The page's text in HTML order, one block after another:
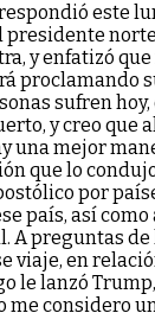
este
presidente
y enfatizó
proclamando
sufren
y creo que
una mejor
que lo
por
país, así
A preguntas
viaje, en
le lanzó
me considero